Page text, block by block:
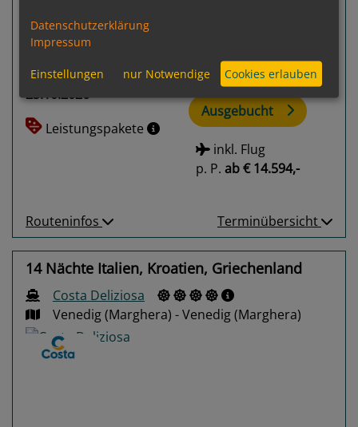
11.09.2026 -
23.10.2026
Leistungspakete
p. P. ab€ 14.239,-
Ausgebucht
inkl. Flug
p. P. ab€ 14.594,-
Routeninfos Terminübersicht
14 Nächte Italien, Kroatien, Griechenland
Costa Deliziosa
Venedig (Marghera) - Venedig (Marghera)
Datenschutzerklärung
Impressum
Einstellungen nur Notwendige Cookies erlauben